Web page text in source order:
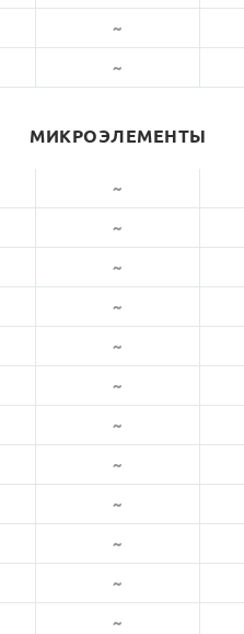
~
~
МИКРОЭЛЕМЕНТЫ
~
~
~
~
~
~
~
~
~
~
~
~